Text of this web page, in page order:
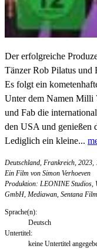
Der erfolgreiche
Tänzer Rob Pilatus und
Es folgt ein
Unter dem Namen Milli
und Fab die
den USA und genießen
Lediglich ein kleine...
Deutschland, Frankreich, 2023,
Ein Film von Simon Verhoeven
Produktion: LEONINE Studios,
GmbH, Mediawan, Sentana
Sprache(n):
Deutsch
Untertitel:
keine Untertitel